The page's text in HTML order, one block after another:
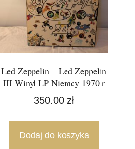
Led Zeppelin – Led Zeppelin
III Winyl LP Niemcy 1970 r
350.00 zł
Dodaj do koszyka